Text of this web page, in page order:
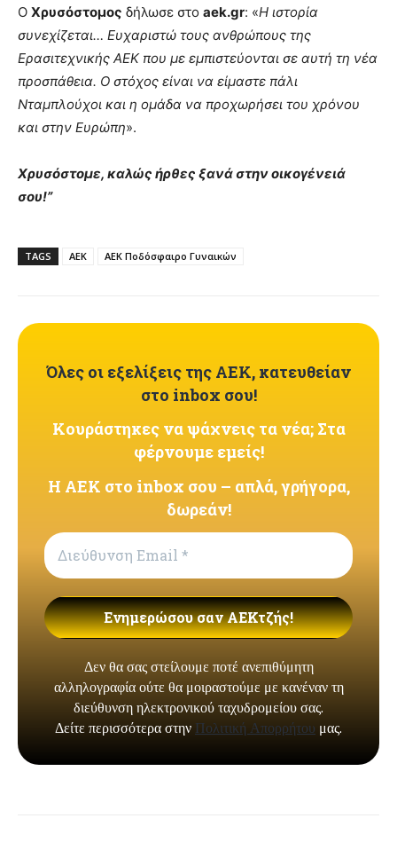
Ο Χρυσόστομος δήλωσε στο aek.gr: «Η ιστορία
συνεχίζεται… Ευχαριστώ τους ανθρώπους της
Ερασιτεχνικής ΑΕΚ που με εμπιστεύονται σε αυτή τη νέα
προσπάθεια. Ο στόχος είναι να είμαστε πάλι
Νταμπλούχοι και η ομάδα να προχωρήσει του χρόνου
και στην Ευρώπη».
Χρυσόστομε, καλώς ήρθες ξανά στην οικογένειά
σου!”
TAGS ΑΕΚ ΑΕΚ Ποδόσφαιρο Γυναικών